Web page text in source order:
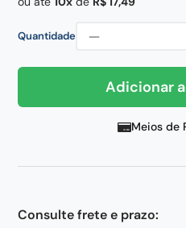
Quantidade －
Adicionar
Meios de
Consulte frete e prazo: